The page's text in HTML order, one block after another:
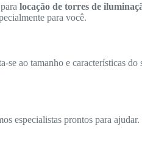
locação de torres de
para você.
se ao tamanho e características do
especialistas prontos para ajudar.